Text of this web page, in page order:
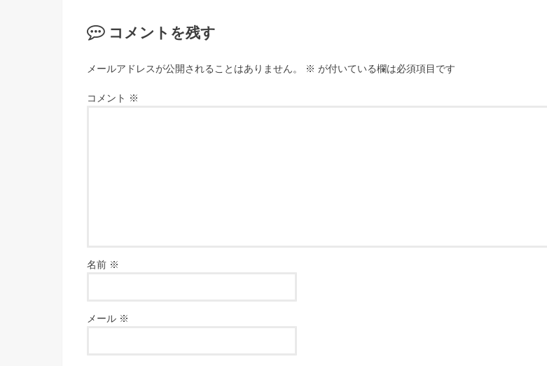
コメントを残す
メールアドレスが公開されることはありません。 ※ が付いている欄は必須項目です
コメント ※
名前 ※
メール ※